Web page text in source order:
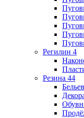
Регилин 4
Резина 44